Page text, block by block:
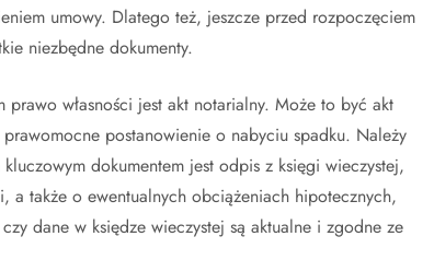
umowy. Dlatego też, jeszcze przed rozpoczęciem
niezbędne dokumenty.
własności jest akt notarialny. Może to być akt
postanowienie o nabyciu spadku. Należy
dokumentem jest odpis z księgi wieczystej,
a także o ewentualnych obciążeniach hipotecznych,
dane w księdze wieczystej są aktualne i zgodne ze